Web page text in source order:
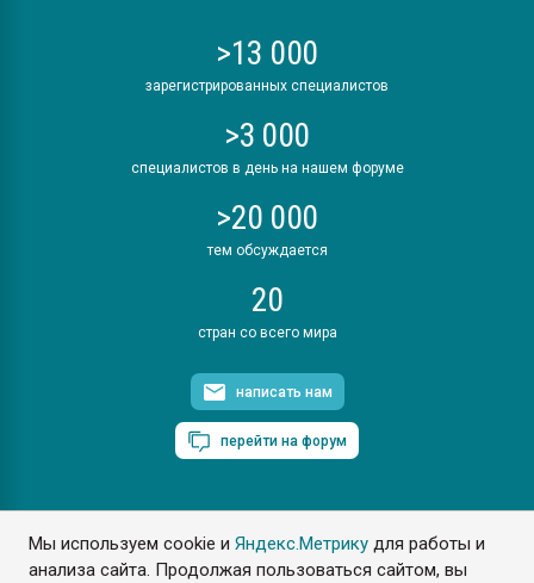
Мы используем cookie иЯндекс.Метрику для работы и
анализа сайта. Продолжая пользоваться сайтом, вы
>13 000
зарегистрированных специалистов
>3 000
специалистов в день на нашем форуме
>20 000
тем обсуждается
20
стран со всего мира
написать нам
перейти на форум
ПластЭксперт © 2006. Все права защищены
Разрешается копирование материалов сайта с обязательной